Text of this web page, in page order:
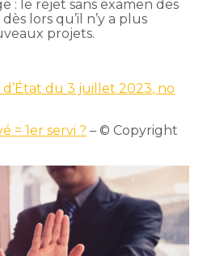
: le rejet sans examen des
lors qu’il n’y a plus
projets.
du 3 juillet 2023, no
= 1er servi ? – © Copyright